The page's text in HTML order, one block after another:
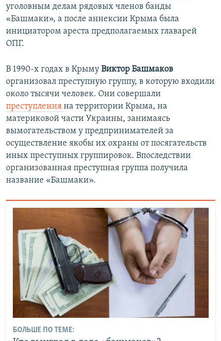
уголовным делам рядовых членов банды
«Башмаки», а после аннексии Крыма была
инициатором ареста предполагаемых главарей
ОПГ.
В 1990-х годах в Крыму Виктор Башмаков
организовал преступную группу, в которую входили
около тысячи человек. Они совершали
преступления на территории Крыма, на
материковой части Украины, занимаясь
вымогательством у предпринимателей за
осуществление якобы их охраны от посягательств
иных преступных группировок. Впоследствии
организованная преступная группа получила
название «Башмаки».
БОЛЬШЕ ПО ТЕМЕ: